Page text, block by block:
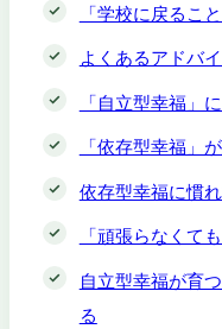
「学校に戻るこ
よくあるアドバ
「自立型幸福」
「依存型幸福」
依存型幸福に慣
「頑張らなくて
自立型幸福が育
る